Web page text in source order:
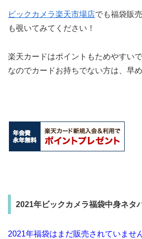
ビックカメラ楽天市場店でも福袋販
も覗いてみてください！
楽天カードはポイントもためやすい
なのでカードお持ちでない方は、早
2021年ビックカメラ福袋中身ネタ
2021年福袋はまだ販売されていませ